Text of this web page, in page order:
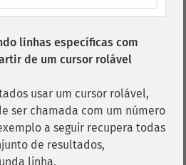
linhas específicas com
de um cursor rolável
usar um cursor rolável,
ser chamada com um número
a seguir recupera todas
de resultados,
linha.